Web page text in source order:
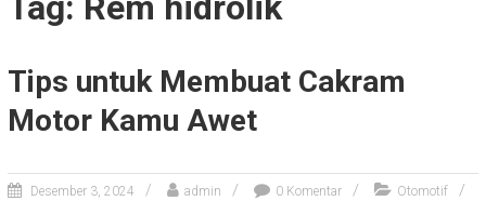
Tips untuk Membuat Cakram
Motor Kamu Awet
Desember 3, 2024 admin 0 Komentar Otomotif